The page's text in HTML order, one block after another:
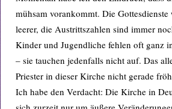
mühsam vorankommt. Die
leerer, die Austrittszahlen sind immer
Kinder und Jugendliche fehlen oft ganz
– sie tauchen jedenfalls nicht auf. Das
Priester in dieser Kirche nicht gerade
Ich habe den Verdacht: Die Kirche in